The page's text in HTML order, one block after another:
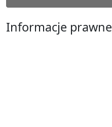
Informacje prawne